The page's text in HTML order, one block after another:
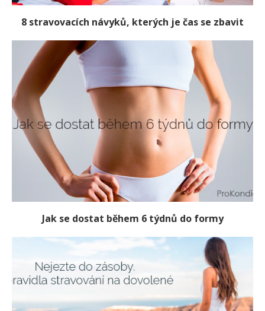
8 stravovacích návyků, kterých je čas se zbavit
Jak se dostat během 6 týdnů do formy